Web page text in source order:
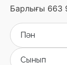
Барлығы 663
Пән
Сынып